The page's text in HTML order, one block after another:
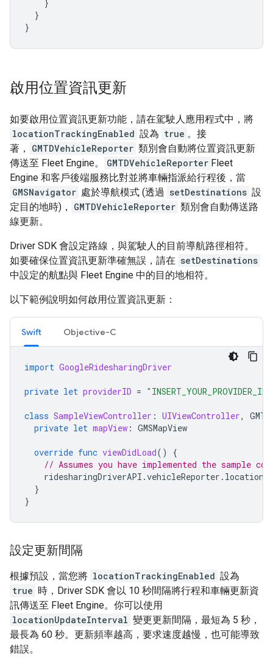
}
}
}
啟用位置資訊更新
如要啟用位置資訊更新功能，請在駕駛人應用程式中，將
locationTrackingEnabled 設為 true 。接
著，
GMTDVehicleReporter 類別會自動將位置資訊更新
傳送至 Fleet Engine。
GMTDVehicleReporter Fleet
Engine 和客戶後端服務比對並將車輛指派給行程後，當
GMSNavigator 處於導航模式 (透過 setDestinations 設
定目的地時)，
GMTDVehicleReporter 類別會自動傳送路
線更新。
Driver SDK 會設定路線，與駕駛人的目前導航路徑相符。
如要確保位置資訊更新準確無誤，請在 setDestinations
中設定的航點與 Fleet Engine 中的目的地相符。
以下範例說明如何啟用位置資訊更新：
Swift Objective-C
import GoogleRidesharingDriver
private let providerID = "INSERT_YOUR_PROVIDER_ID"
class SampleViewController : UIViewController,
private let mapView : GMSMapView
override func viewDidLoad()
{
// Assumes you have implemented the sample
ridesharingDriverAPI .vehicleReporter .
}
}
設定更新間隔
根據預設，當您將 locationTrackingEnabled 設為
true 時，Driver SDK 會以 10 秒間隔將行程和車輛更新資
訊傳送至 Fleet Engine。你可以使用
locationUpdateInterval 變更更新間隔，最短為 5 秒，
最長為 60 秒。更新頻率越高，要求速度越慢，也可能導致
錯誤。